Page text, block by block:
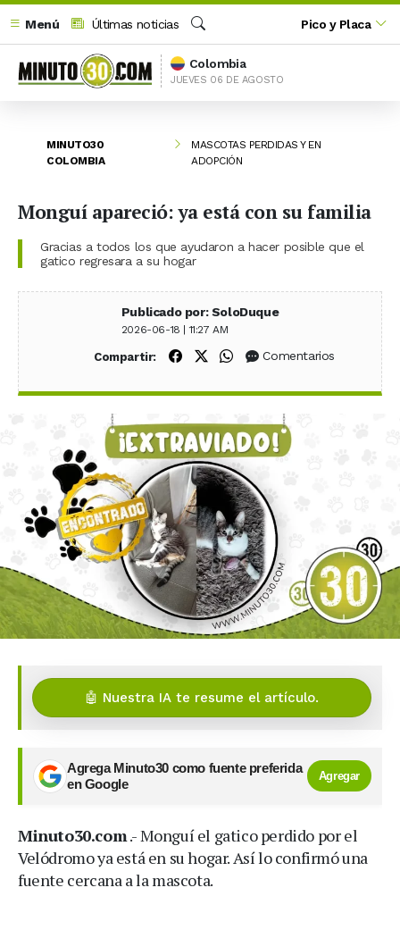
Menú
Últimas noticias
Buscar
Pico y Placa
Colombia
JUEVES 06 DE AGOSTO
MINUTO30
COLOMBIA
MASCOTAS PERDIDAS Y EN
ADOPCIÓN
Monguí apareció: ya está con su familia
Gracias a todos los que ayudaron a hacer posible que el
gatico regresara a su hogar
Publicado por: SoloDuque
2026-06-18 | 11:27 AM
Compartir: Compartir en Facebook
Compartir en X (Twitter)
Compartir en WhatsApp
Comentarios
🤖 Nuestra IA te resume el artículo.
Agrega Minuto30 como fuente preferida
en Google
Agregar
Minuto30.com.- Monguí el gatico perdido por el
Velódromo ya está en su hogar. Así lo confirmó una
fuente cercana a la mascota.